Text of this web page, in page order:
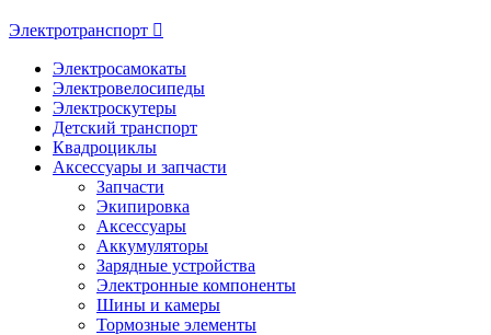
Электротранспорт
Электросамокаты
Электровелосипеды
Электроскутеры
Детский транспорт
Квадроциклы
Аксессуары и запчасти
Запчасти
Экипировка
Аксессуары
Аккумуляторы
Зарядные устройства
Электронные компоненты
Шины и камеры
Тормозные элементы